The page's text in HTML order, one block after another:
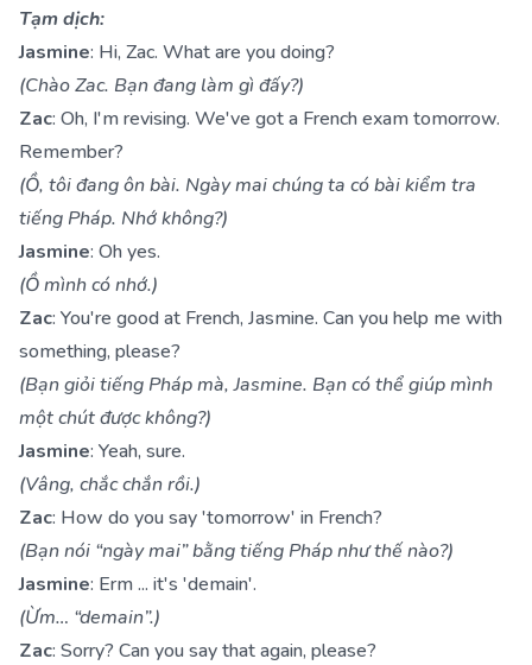
Tạm dịch:
Jasmine: Hi, Zac. What are you doing?
(Chào Zac. Bạn đang làm gì đấy?)
Zac: Oh, I'm revising. We've got a French exam tomorrow.
Remember?
(Ồ, tôi đang ôn bài. Ngày mai chúng ta có bài kiểm tra
tiếng Pháp. Nhớ không?)
Jasmine: Oh yes.
(Ồ mình có nhớ.)
Zac: You're good at French, Jasmine. Can you help me with
something, please?
(Bạn giỏi tiếng Pháp mà, Jasmine. Bạn có thể giúp mình
một chút được không?)
Jasmine: Yeah, sure.
(Vâng, chắc chắn rồi.)
Zac: How do you say 'tomorrow' in French?
(Bạn nói “ngày mai” bằng tiếng Pháp như thế nào?)
Jasmine: Erm ... it's 'demain'.
(Ừm… “demain”.)
Zac: Sorry? Can you say that again, please?